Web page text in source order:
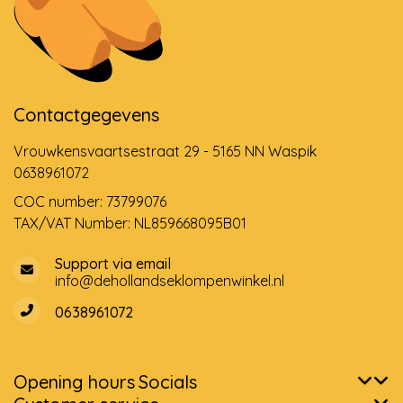
Contactgegevens
Vrouwkensvaartsestraat 29 - 5165 NN Waspik
0638961072
COC number: 73799076
TAX/VAT Number: NL859668095B01
Support via email
info@dehollandseklompenwinkel.nl
0638961072
Opening hoursSocials